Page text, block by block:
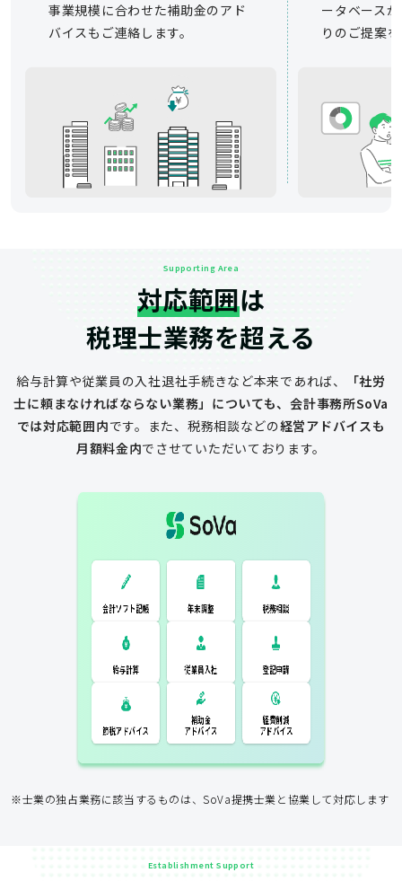
事業規模に合わせた補助金のアド
バイスもご連絡します。
ータベース
りのご提案
Supporting Area
対応範囲は
税理士業務を超える
給与計算や従業員の入社退社手続きなど本来であれば、
「社労
士に頼まなければならない業務」についても、会計事務所SoVa
では対応範囲内です。 また、税務相談などの経営アドバイスも
月額料金内でさせていただいております。
一般的な税理士
会計ソフト記
帳 年末調整 税務相談
会計ソフト記帳
年末調整
税務相談
従業員入社
節税アドバイス
補助金
アドバイス
アドバイス
※士業の独占業務に該当するものは、SoVa提携士業と協業して対応します
Establishment Support